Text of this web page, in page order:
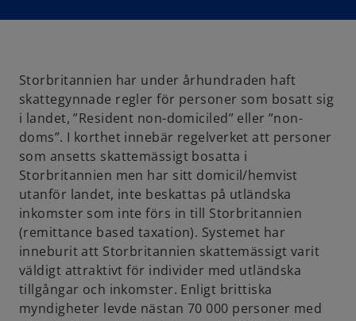
b
Storbritannien har under århundraden haft
skattegynnade regler för personer som bosatt sig
i landet, ”Resident non-domiciled” eller ”non-
doms”. I korthet innebär regelverket att personer
som ansetts skattemässigt bosatta i
Storbritannien men har sitt domicil/hemvist
utanför landet, inte beskattas på utländska
inkomster som inte förs in till Storbritannien
(remittance based taxation). Systemet har
inneburit att Storbritannien skattemässigt varit
väldigt attraktivt för individer med utländska
tillgångar och inkomster. Enligt brittiska
myndigheter levde nästan 70 000 personer med